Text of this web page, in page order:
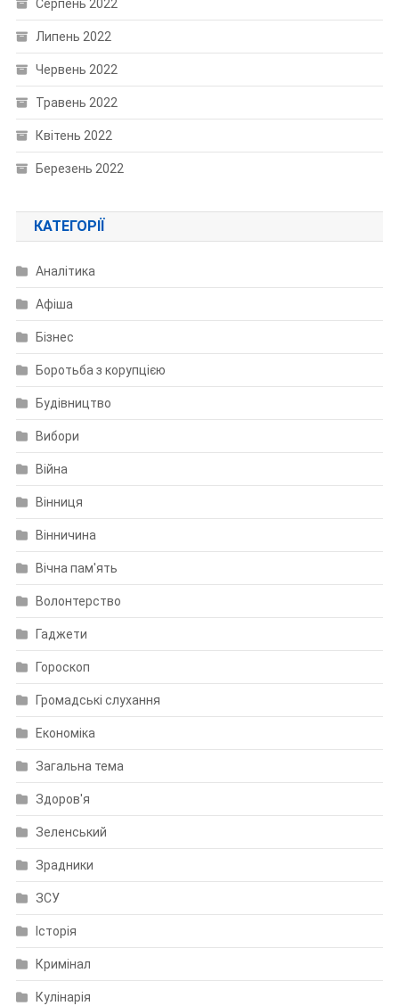
Серпень 2022
Липень 2022
Червень 2022
Травень 2022
Квітень 2022
Березень 2022
КАТЕГОРІЇ
Аналітика
Афіша
Бізнес
Боротьба з корупцією
Будівництво
Вибори
Війна
Вінниця
Вінничина
Вічна пам'ять
Волонтерство
Гаджети
Гороскоп
Громадські слухання
Економіка
Загальна тема
Здоров'я
Зеленський
Зрадники
ЗСУ
Історія
Кримінал
Кулінарія